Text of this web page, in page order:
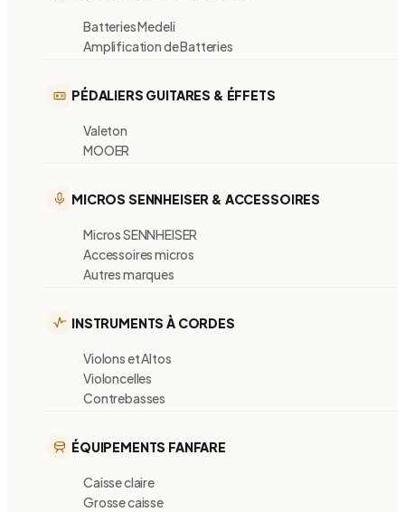
Batteries Medeli
Amplification de Batteries
PÉDALIERS GUITARES & ÉFFETS
Valeton
MOOER
MICROS SENNHEISER & ACCESSOIRES
Micros SENNHEISER
Accessoires micros
Autres marques
INSTRUMENTS À CORDES
Violons et Altos
Violoncelles
Contrebasses
ÉQUIPEMENTS FANFARE
Caisse claire
Grosse caisse